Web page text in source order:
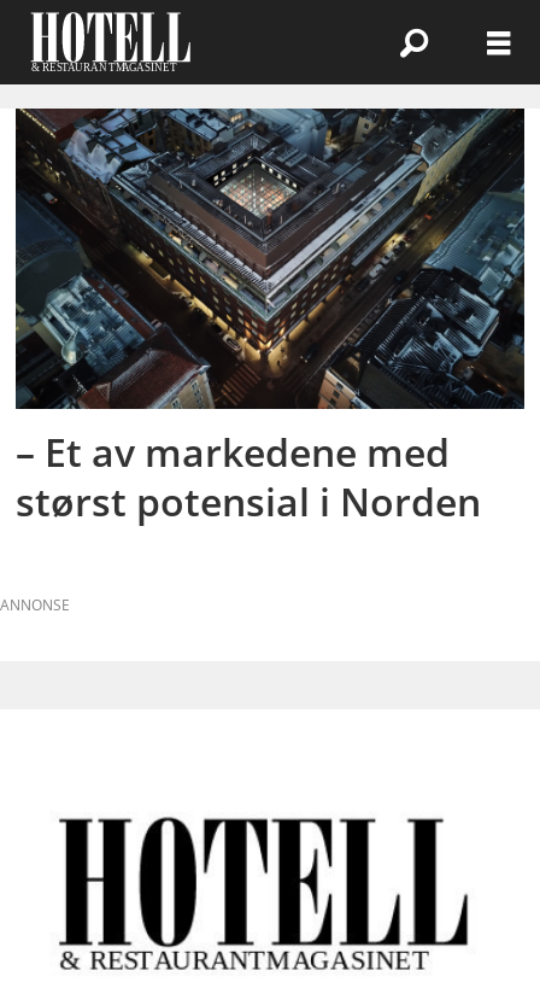
Emne:
hotellmarkedet
finland
– Et av markedene med
størst potensial i Norden
ANNONSE